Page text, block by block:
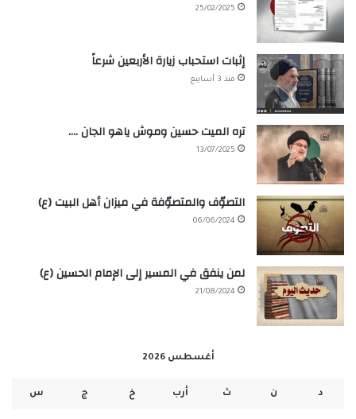
25/02/2025
إثبات استحباب زيارة الأربعين شرعاً
منذ 3 أسابيع
تره الميت حسين وموش ياهو الجان ….
13/07/2025
التصوّف والمتصوّفة في ميزان أهل البيت (ع)
06/06/2024
لمن ينفق في المسير إلى الإمام الحسين (ع)
21/08/2024
أغسطس 2026
د ن ث أرب خ ج س